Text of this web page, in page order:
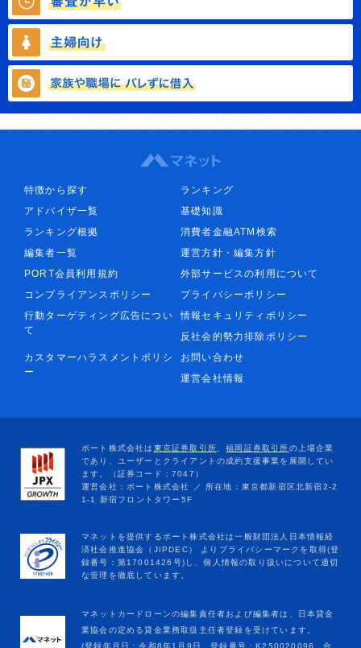
特徴から探す
ランキング
アドバイザ一覧
基礎知識
ランキング根拠
消費者金融ATM検索
編集者一覧
運営方針・編集方針
PORT会員利用規約
外部サービスの利用について
コンプライアンスポリシー
プライバシーポリシー
行動ターゲティング広告につい
て
情報セキュリティポリシー
反社会的勢力排除ポリシー
カスタマーハラスメントポリシ
ー
お問い合わせ
運営会社情報
マネットカードローンの編集責任者および編集者は、日本貸金
業協会の定める貸金業務取扱主任者登録を受けています。
(登録年月日：令和8年1月9日、登録番号：K250020096、合